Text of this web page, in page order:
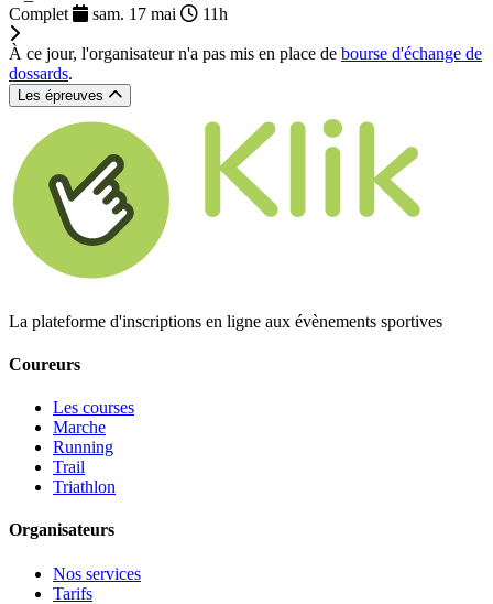
Complet
sam. 17 mai 11h
À ce jour, l'organisateur n'a pas mis en place de bourse d'échange de
dossards.
Les épreuves
La plateforme d'inscriptions en ligne aux évènements sportives
Coureurs
Les courses
Marche
Running
Trail
Triathlon
Organisateurs
Nos services
Tarifs